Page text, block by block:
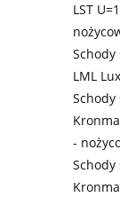
LST
LML
-